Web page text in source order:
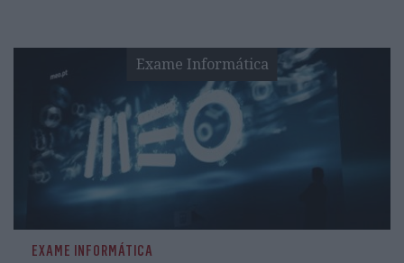
Exame Informática
EXAME INFORMÁTICA